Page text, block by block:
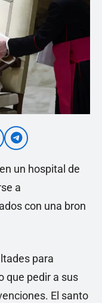
un hospital de
a
con una bron
para
que pedir a sus
El santo